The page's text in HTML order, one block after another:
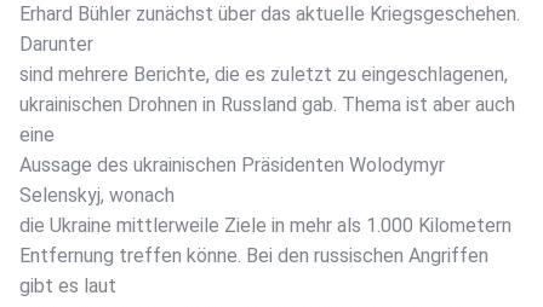
Erhard Bühler zunächst über das aktuelle Kriegsgeschehen.
Darunter
sind mehrere Berichte, die es zuletzt zu eingeschlagenen,
ukrainischen Drohnen in Russland gab. Thema ist aber auch
eine
Aussage des ukrainischen Präsidenten Wolodymyr
Selenskyj, wonach
die Ukraine mittlerweile Ziele in mehr als 1.000 Kilometern
Entfernung treffen könne. Bei den russischen Angriffen
gibt es laut